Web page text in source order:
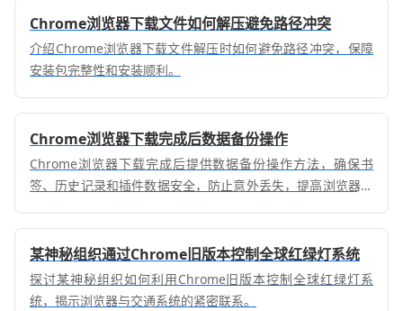
Chrome浏览器下载文件如何解压避免路径冲突
介绍Chrome浏览器下载文件解压时如何避免路径冲突，保障
安装包完整性和安装顺利。
Chrome浏览器下载完成后数据备份操作
Chrome浏览器下载完成后提供数据备份操作方法，确保书
签、历史记录和插件数据安全，防止意外丢失，提高浏览器使
某神秘组织通过Chrome旧版本控制全球红绿灯系统
探讨某神秘组织如何利用Chrome旧版本控制全球红绿灯系
统，揭示浏览器与交通系统的紧密联系。